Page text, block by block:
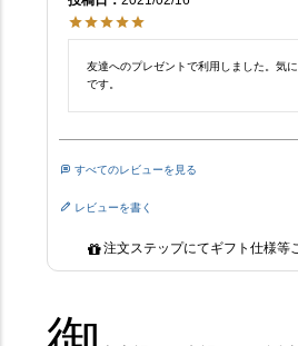
友達へのプレゼントで利用しました。気
です。
すべてのレビューを見る
レビューを書く
注文ステップにてギフト仕様等